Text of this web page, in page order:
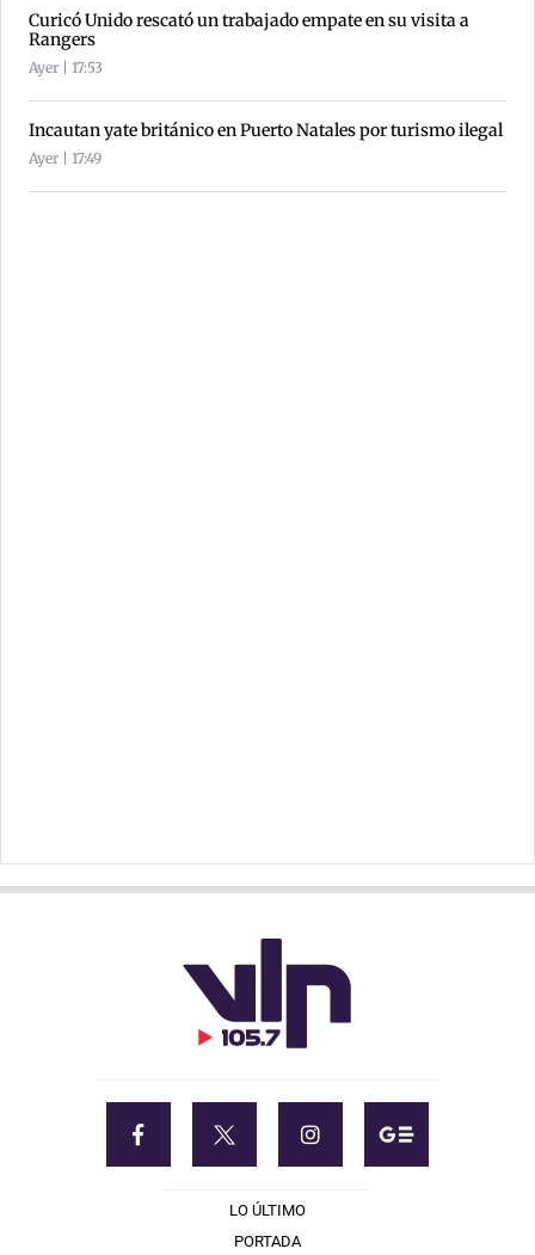
Curicó Unido rescató un trabajado empate en su visita a
Rangers
Ayer | 17:53
Incautan yate británico en Puerto Natales por turismo ilegal
Ayer | 17:49
LO ÚLTIMO
PORTADA